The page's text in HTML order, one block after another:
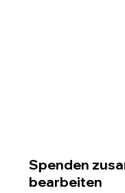
Spenden
bearbeiten